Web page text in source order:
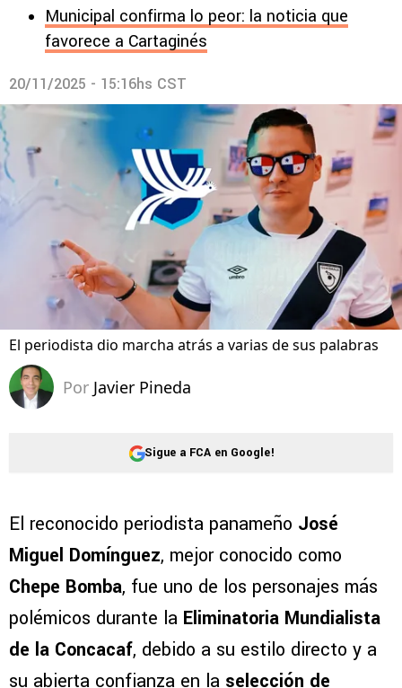
Municipal confirma lo peor: la noticia que
favorece a Cartaginés
20/11/2025 - 15:16hs CST
El periodista dio marcha atrás a varias de sus palabras
Por Javier Pineda
Sigue a FCA en Google!
El reconocido periodista panameño José
Miguel Domínguez, mejor conocido como
Chepe Bomba, fue uno de los personajes más
polémicos durante la Eliminatoria Mundialista
de la Concacaf, debido a su estilo directo y a
su abierta confianza en la selección de